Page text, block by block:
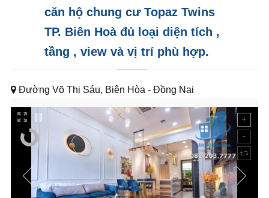
căn hộ chung cư Topaz Twins
TP. Biên Hoà đủ loại diện tích ,
tầng , view và vị trí phù hợp.
Đường Võ Thị Sáu, Biên Hòa - Đồng Nai